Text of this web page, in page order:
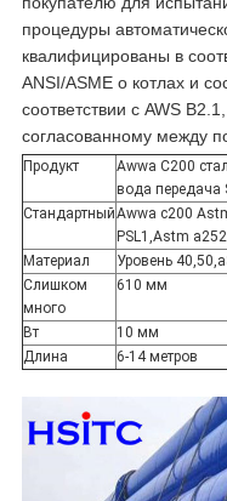
процедуры
квалифицированы в
ANSI/ASME о котлах и
соответствии с AWS
согласованному между
Продукт
Awwa C200
вода передача
СтандартныйAwwa c200
PSL1,Astm a252
Материал
Уровень
Слишком
много
610 мм
Вт
10 мм
Длина
6-14 метров